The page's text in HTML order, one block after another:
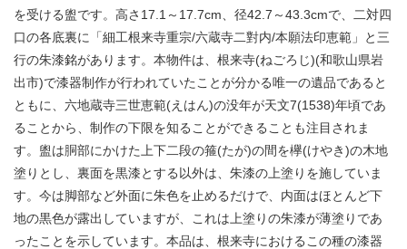
を受ける盥です。高さ17.1～17.7cm、径42.7～43.3cmで、二対四
口の各底裏に「細工根来寺重宗/六蔵寺二對内/本願法印恵範」と三
行の朱漆銘があります。本物件は、根来寺(ねごろじ)(和歌山県岩
出市)で漆器制作が行われていたことが分かる唯一の遺品であると
ともに、六地蔵寺三世恵範(えはん)の没年が天文7(1538)年頃であ
ることから、制作の下限を知ることができることも注目されま
す。盥は胴部にかけた上下二段の箍(たが)の間を欅(けやき)の木地
塗りとし、裏面を黒漆とする以外は、朱漆の上塗りを施していま
す。今は脚部など外面に朱色を止めるだけで、内面はほとんど下
地の黒色が露出していますが、これは上塗りの朱漆が薄塗りであ
ったことを示しています。本品は、根来寺におけるこの種の漆器